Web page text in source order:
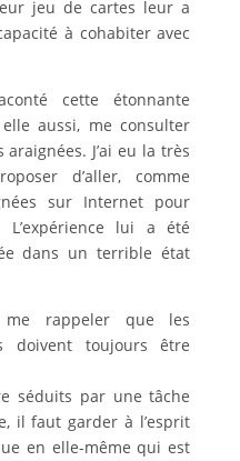
jeu de cartes leur a
à cohabiter avec
cette étonnante
aussi, me consulter
J’ai eu la très
d’aller, comme
sur Internet pour
lui a été
dans un terrible état
rappeler que les
doivent toujours être
séduits par une tâche
il faut garder à l’esprit
en elle-même qui est